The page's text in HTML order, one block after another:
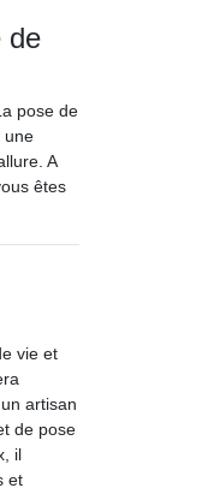
de
pose de
une
A
êtes
vie et
artisan
de pose
il
et